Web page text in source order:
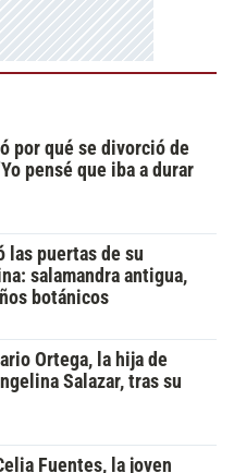
por qué se divorció de
pensé que iba a durar
las puertas de su
salamandra antigua,
botánicos
Ortega, la hija de
Salazar, tras su
Fuentes, la joven